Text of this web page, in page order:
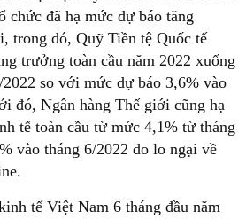
chức đã hạ mức dự báo tăng
trong đó, Quỹ Tiền tệ Quốc tế
trưởng toàn cầu năm 2022 xuống
so với mức dự báo 3,6% vào
đó, Ngân hàng Thế giới cũng hạ
tế toàn cầu từ mức 4,1% từ tháng
vào tháng 6/2022 do lo ngại về
tế Việt Nam 6 tháng đầu năm